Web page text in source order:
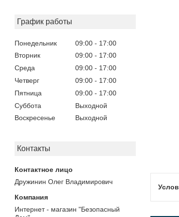
График работы
Понедельник 09:00
17:00
Вторник
09:00
17:00
Среда
09:00
17:00
Четверг
09:00
17:00
Пятница
09:00
17:00
Суббота
Выходной
Воскресенье
Выходной
Контакты
Дружинин Олег Владимирович
Интернет - магазин "Безопасный